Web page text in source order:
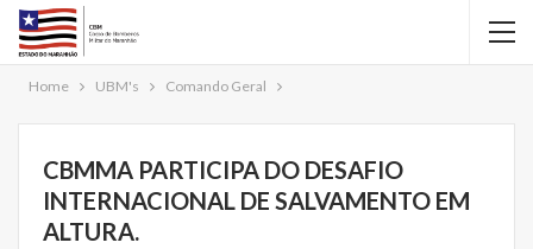
Home UBM's Comando Geral
CBMMA PARTICIPA DO DESAFIO
INTERNACIONAL DE SALVAMENTO EM
ALTURA.